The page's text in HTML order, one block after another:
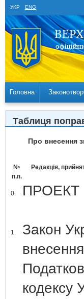
УКР ENG
Головна
Таблиця
Про внесення
№
п.п.
Редакція,
0. ПРОЕКТ
1.
Закон
кодексу